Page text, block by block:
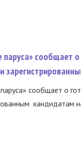
сообщает о
сообщает о
кандидатам